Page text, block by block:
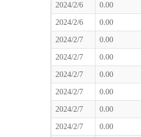
2024/2/6 0.00
2024/2/6 0.00
2024/2/7 0.00
2024/2/7 0.00
2024/2/7 0.00
2024/2/7 0.00
2024/2/7 0.00
2024/2/7 0.00